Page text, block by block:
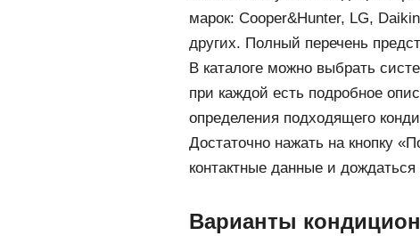
марок: Cooper&Hunter, LG,
других. Полный перечень
В каталоге можно выбрать
при каждой есть подробное
определения подходящего
Достаточно нажать на кнопку
контактные данные и дождаться
Варианты